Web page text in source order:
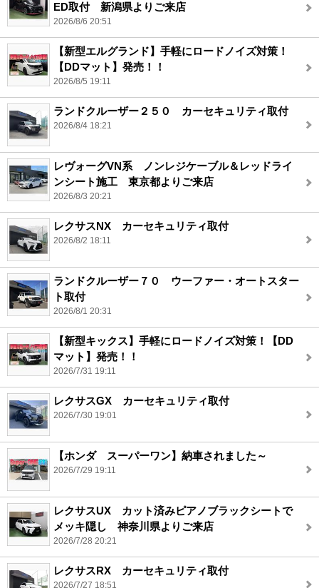
ED取付 新潟県よりご来店
2026/8/6 20:51
【新型エルグランド】手軽にロードノイズ対策！
【DDマット】発売！！
2026/8/5 19:11
ランドクルーザー２５０ カーセキュリティ取付
2026/8/4 18:21
レヴォーグVN系 ノンレジケーブル＆レッドライ
ンシート施工 東京都よりご来店
2026/8/3 20:21
レクサスNX カーセキュリティ取付
2026/8/2 18:11
ランドクルーザー７０ ウーファー・オートスター
ト取付
2026/8/1 20:31
【新型キックス】手軽にロードノイズ対策！【DD
マット】発売！！
2026/7/31 19:11
レクサスGX カーセキュリティ取付
2026/7/30 19:01
【ホンダ スーパーワン】納車されました～
2026/7/29 19:11
レクサスUX カット済みピアノブラックシートで
メッキ隠し 神奈川県よりご来店
2026/7/28 20:21
レクサスRX カーセキュリティ取付
2026/7/27 18:51